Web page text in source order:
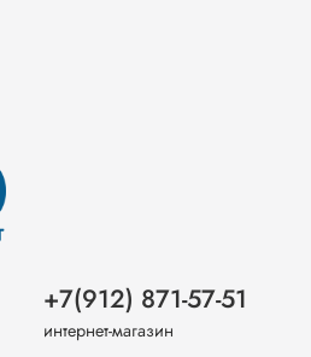
+7(912) 871-57-51
интернет-магазин